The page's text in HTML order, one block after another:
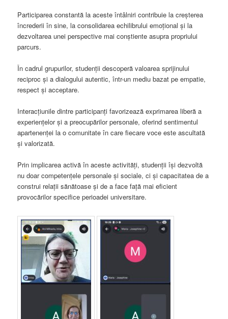
Participarea constantă la aceste întâlniri contribuie la creșterea
încrederii în sine, la consolidarea echilibrului emoțional și la
dezvoltarea unei perspective mai conștiente asupra propriului
parcurs.
În cadrul grupurilor, studenții descoperă valoarea sprijinului
reciproc și a dialogului autentic, într-un mediu bazat pe empatie,
respect și acceptare.
Interacțiunile dintre participanți favorizează exprimarea liberă a
experiențelor și a preocupărilor personale, oferind sentimentul
apartenenței la o comunitate în care fiecare voce este ascultată
și valorizată.
Prin implicarea activă în aceste activități, studenții își dezvoltă
nu doar competențele personale și sociale, ci și capacitatea de a
construi relații sănătoase și de a face față mai eficient
provocărilor specifice perioadei universitare.